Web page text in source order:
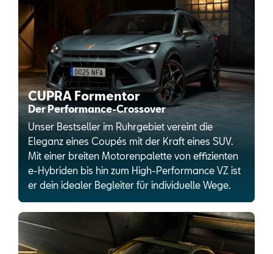
CUPRA Formentor
Der Performance-Crossover
Unser Bestseller im Ruhrgebiet vereint die
Eleganz eines Coupés mit der Kraft eines SUV.
Mit einer breiten Motorenpalette von effizienten
e-Hybriden bis hin zum High-Performance VZ ist
er dein idealer Begleiter für individuelle Wege.